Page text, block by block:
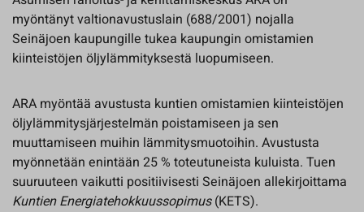
myöntänyt valtionavustuslain (688/2001) nojalla
Seinäjoen kaupungille tukea kaupungin omistamien
kiinteistöjen öljylämmityksestä luopumiseen.
ARA myöntää avustusta kuntien omistamien kiinteistöjen
öljylämmitysjärjestelmän poistamiseen ja sen
muuttamiseen muihin lämmitysmuotoihin. Avustusta
myönnetään enintään 25 % toteutuneista kuluista. Tuen
suuruuteen vaikutti positiivisesti Seinäjoen allekirjoittama
Kuntien Energiatehokkuussopimus(KETS).